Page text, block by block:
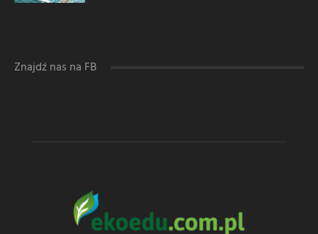
Znajdź nas na FB